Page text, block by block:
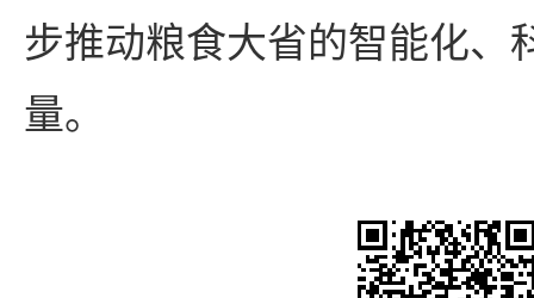
步推动粮食大省的智能化、
量。